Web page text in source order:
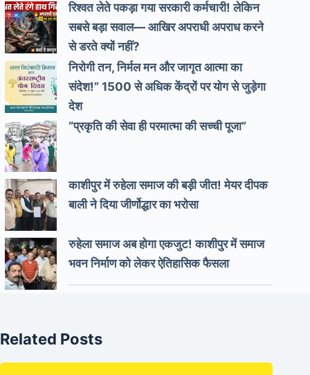
रिश्वत लेते पकड़ा गया सरकारी कर्मचारी! लेकिन
सबसे बड़ा सवाल— आखिर अपराधी अपराध करने
से डरते क्यों नहीं?
निरोगी तन, निर्मल मन और जागृत आत्मा का
संदेश!” 1500 से अधिक केंद्रों पर योग से जुड़ेगा
देश
“प्रकृति की सेवा ही परमात्मा की सच्ची पूजा”
काशीपुर में रुहेला समाज की बड़ी जीत! मेयर दीपक
बाली ने दिया जीर्णोद्धार का भरोसा
रुहेला समाज अब होगा एकजुट! काशीपुर में समाज
भवन निर्माण को लेकर ऐतिहासिक फैसला
Related Posts